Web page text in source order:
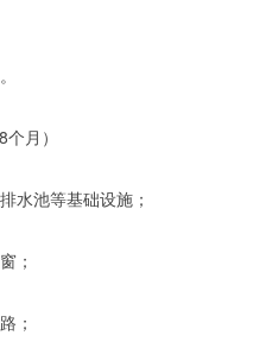
月）
水池等基础设施；
；
；